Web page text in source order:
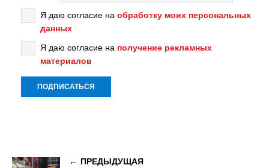
Я даю согласие на обработку моих персональных
данных
Я даю согласие на получение рекламных
материалов
ПРЕДЫДУЩАЯ